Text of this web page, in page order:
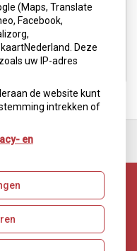
|Beheer
|Voorwaarden
(Maps, Translate
Facebook,
Deze
uw IP-adres
de website kunt
intrekken of
en